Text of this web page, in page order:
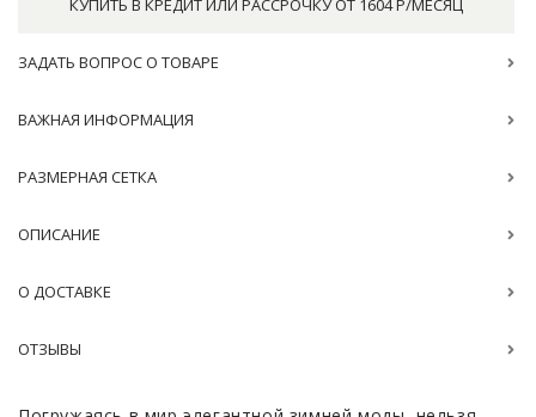
КУПИТЬ В КРЕДИТ ИЛИ РАССРОЧКУ ОТ 1604 Р/МЕСЯЦ
ЗАДАТЬ ВОПРОС О ТОВАРЕ
ВАЖНАЯ ИНФОРМАЦИЯ
РАЗМЕРНАЯ СЕТКА
ОПИСАНИЕ
О ДОСТАВКЕ
ОТЗЫВЫ